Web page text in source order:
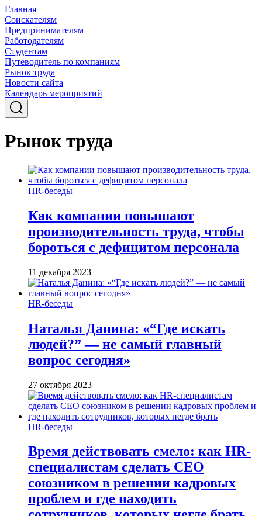
Главная
Соискателям
Предпринимателям
Работодателям
Студентам
Путеводитель по компаниям
Рынок труда
Новости сайта
Календарь мероприятий
Рынок труда
HR-беседы
Как компании повышают
производительность труда, чтобы
бороться с дефицитом персонала
11 декабря 2023
HR-беседы
Наталья Данина: «“Где искать
людей?” — не самый главный
вопрос сегодня»
27 октября 2023
HR-беседы
Время действовать смело: как HR-
специалистам сделать CEO
союзником в решении кадровых
проблем и где находить